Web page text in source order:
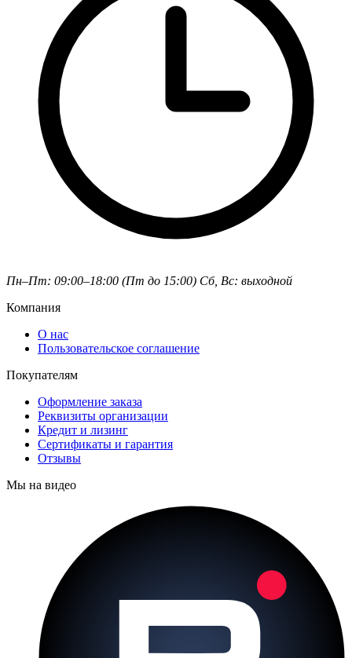
Пн–Пт: 09:00–18:00 (Пт до 15:00) Сб, Вс: выходной
Компания
О нас
Пользовательское соглашение
Покупателям
Оформление заказа
Реквизиты организации
Кредит и лизинг
Сертификаты и гарантия
Отзывы
Мы на видео